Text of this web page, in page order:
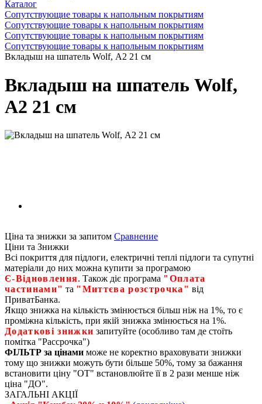
Каталог
Сопутствующие товары к напольным покрытиям
Сопутствующие товары к напольным покрытиям
Сопутствующие товары к напольным покрытиям
Сопутствующие товары к напольным покрытиям
Вкладыш на шпатель Wolf, А2 21 см
Вкладыш на шпатель Wolf,
А2 21 см
Ціна та знижки за запитом Сравнение
Ціни та Знижки
Всі покриття для підлоги, електричні теплі підлоги та супутні
матеріали до них можна купити за програмою
Є‑Відновлення. Також діє програма "Оплата
частинами" та "Миттєва розстрочка" від
ПриватБанка.
Якщо знижка на кількість змінюється більш ніж на 1%, то є
проміжна кількість, при якій знижка змінюється на 1%.
Додаткові знижки запитуйте (особливо там де стоїть
помітка "Рассрочка")
ФІЛЬТР за цінами може не коректно враховувати знижки
тому що знижки можуть бути більше 50%, тому за бажання
встановити ціну "ОТ" встановлюйте її в 2 рази менше ніж
ціна "ДО".
ЗАГАЛЬНІ АКЦІЇ